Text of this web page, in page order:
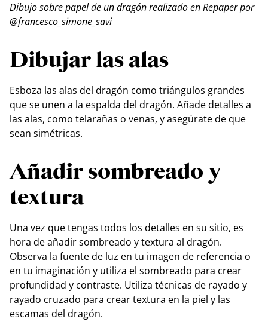
Dibujo sobre papel de un dragón realizado en Repaper por
@francesco_simone_savi
Dibujar las alas
Esboza las alas del dragón como triángulos grandes
que se unen a la espalda del dragón. Añade detalles a
las alas, como telarañas o venas, y asegúrate de que
sean simétricas.
Añadir sombreado y
textura
Una vez que tengas todos los detalles en su sitio, es
hora de añadir sombreado y textura al dragón.
Observa la fuente de luz en tu imagen de referencia o
en tu imaginación y utiliza el sombreado para crear
profundidad y contraste. Utiliza técnicas de rayado y
rayado cruzado para crear textura en la piel y las
escamas del dragón.